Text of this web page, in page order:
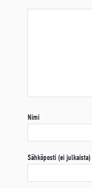
Nimi
Sähköposti (ei julkaista)